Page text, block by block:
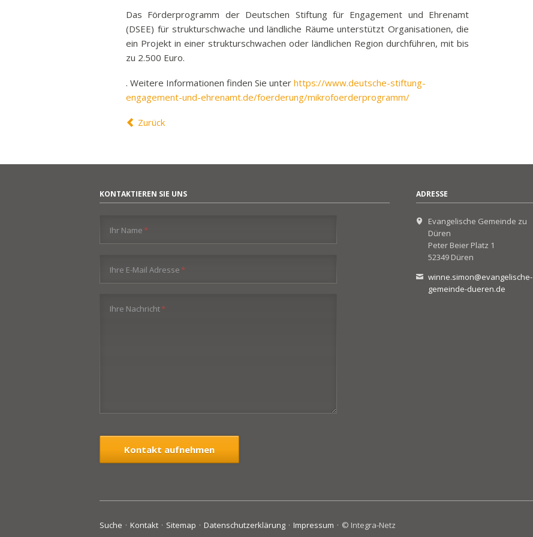
Bank
Rundfunkbeitrag
Schulden
Strafen
Freizeit
Das Förderprogramm der Deutschen Stiftung für Engagement und Ehrenamt
(DSEE) für strukturschwache und ländliche Räume unterstützt Organisationen, die
ein Projekt in einer strukturschwachen oder ländlichen Region durchführen, mit bis
zu 2.500 Euro.
. Weitere Informationen finden Sie unter https://www.deutsche-stiftung-
engagement-und-ehrenamt.de/foerderung/mikrofoerderprogramm/
Zurück
KONTAKTIEREN SIE UNS
Pflichtfeld
Ihr Name*
Pflichtfeld
Ihre E-Mail Adresse*
Pflichtfeld
Ihre Nachricht*
Kontakt aufnehmen
ADRESSE
Evangelische Gemeinde zu
Düren
Peter Beier Platz 1
52349 Düren
winne.simon@evangelische-
gemeinde-dueren.de
Navigation
Suche Kontakt Sitemap Datenschutzerklärung Impressum © Integra-Netz